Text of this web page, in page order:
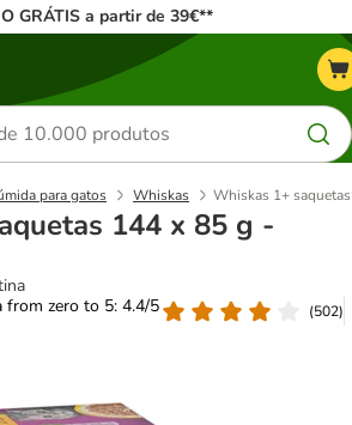
GRÁTIS a partir de 39€**
para gatos Whiskas Whiskas 1+
144 x 85 g -
from zero to 5: 4.4/5
(502)